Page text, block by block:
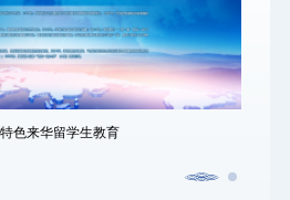
色来华留学生教育